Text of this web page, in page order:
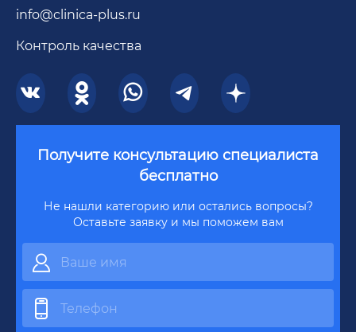
info@clinica-plus.ru
Контроль качества
Получите консультацию специалиста
бесплатно
Не нашли категорию или остались вопросы?
Оставьте заявку и мы поможем вам